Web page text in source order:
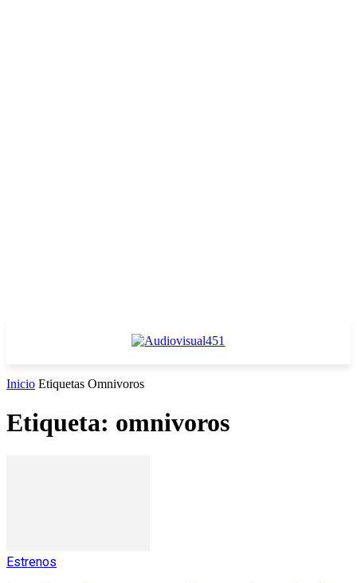
Inicio Etiquetas Omnivoros
Etiqueta: omnivoros
Estrenos